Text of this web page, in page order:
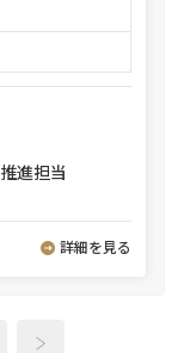
進担当
詳細を見る